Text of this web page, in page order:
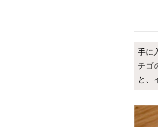
手に
チゴ
と、